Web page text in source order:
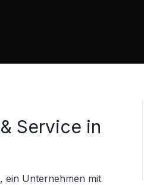
Service in
ein Unternehmen mit